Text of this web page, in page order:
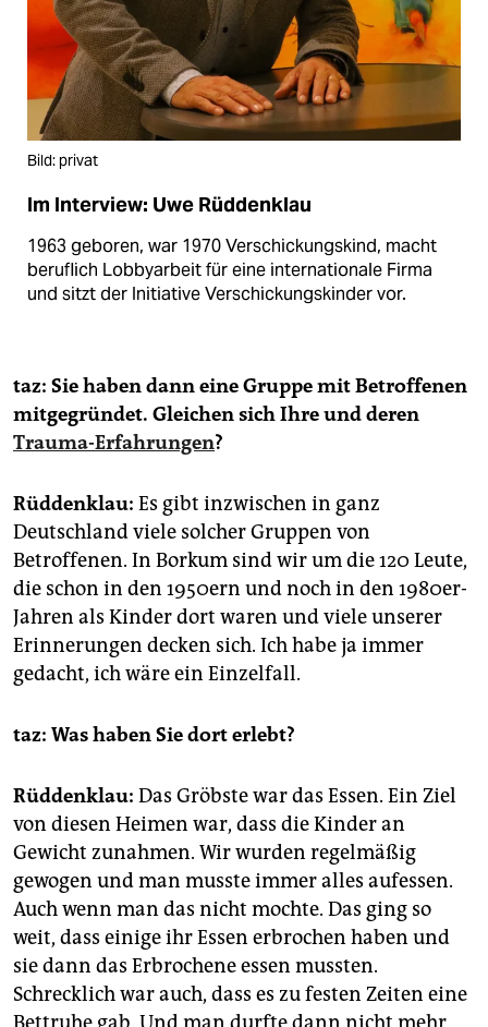
Bild: privat
Im Interview: Uwe Rüddenklau
1963 geboren, war 1970 Verschickungskind, macht
beruflich Lobbyarbeit für eine internationale Firma
und sitzt der Initiative Verschickungskinder vor.
taz: Sie haben dann eine Gruppe mit Betroffenen
mitgegründet. Gleichen sich Ihre und deren
Trauma-Erfahrungen?
Rüddenklau: Es gibt inzwischen in ganz
Deutschland viele solcher Gruppen von
Betroffenen. In Borkum sind wir um die 120 Leute,
die schon in den 1950ern und noch in den 1980er-
Jahren als Kinder dort waren und viele unserer
Erinnerungen decken sich. Ich habe ja immer
gedacht, ich wäre ein Einzelfall.
taz: Was haben Sie dort erlebt?
Rüddenklau: Das Gröbste war das Essen. Ein Ziel
von diesen Heimen war, dass die Kinder an
Gewicht zunahmen. Wir wurden regelmäßig
gewogen und man musste immer alles aufessen.
Auch wenn man das nicht mochte. Das ging so
weit, dass einige ihr Essen erbrochen haben und
sie dann das Erbrochene essen mussten.
Schrecklich war auch, dass es zu festen Zeiten eine